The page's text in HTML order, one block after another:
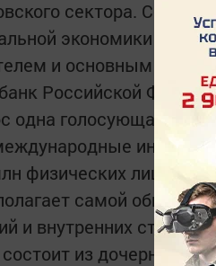
сектора.
экономики и
и основным
Российской
одна голосующая
физических лиц и
самой
и внутренних
из дочерних